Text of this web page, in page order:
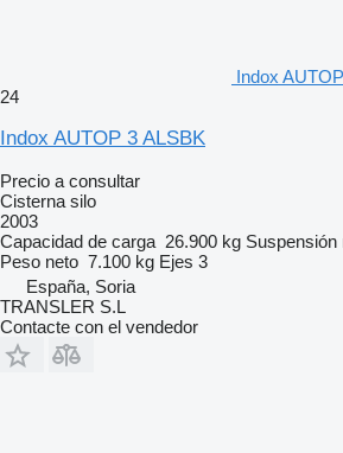
Indox
24
Indox AUTOP 3 ALSBK
Precio a consultar
Cisterna silo
2003
Capacidad de carga 26.900 kg Suspensión
Peso neto 7.100 kg Ejes 3
España, Soria
TRANSLER S.L
Contacte con el vendedor